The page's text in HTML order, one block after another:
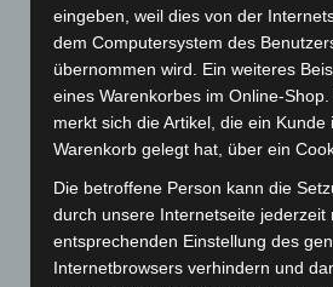
Juli 2025(90)
Juni 2025(103)
Mai 2025(112)
April 2025(88)
März 2025(111)
Februar 2025(96)
Januar 2025(88)
Dezember 2024(89)
eingeben, weil dies von der
dem Computersystem des
übernommen wird. Ein weiteres
eines Warenkorbes im Online-
merkt sich die Artikel, die ein Kunde
Warenkorb gelegt hat, über ein
Die betroffene Person kann die
durch unsere Internetseite jederzeit
entsprechenden Einstellung des
Internetbrowsers verhindern und